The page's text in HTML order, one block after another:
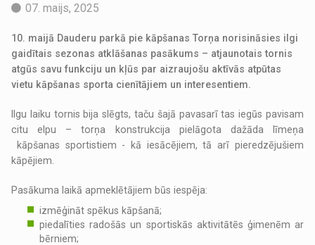
07. maijs, 2025
10. maijā Dauderu parkā pie kāpšanas Torņa norisināsies ilgi
gaidītais sezonas atklāšanas pasākums – atjaunotais tornis
atgūs savu funkciju un kļūs par aizraujošu aktīvās atpūtas
vietu kāpšanas sporta cienītājiem un interesentiem.
Ilgu laiku tornis bija slēgts, taču šajā pavasarī tas iegūs pavisam
citu elpu – torņa konstrukcija pielāgota dažāda līmeņa
kāpšanas sportistiem - kā iesācējiem, tā arī pieredzējušiem
kāpējiem.
Pasākuma laikā apmeklētājiem būs iespēja:
izmēģināt spēkus kāpšanā;
piedalīties radošās un sportiskās aktivitātēs ģimenēm ar
bērniem;